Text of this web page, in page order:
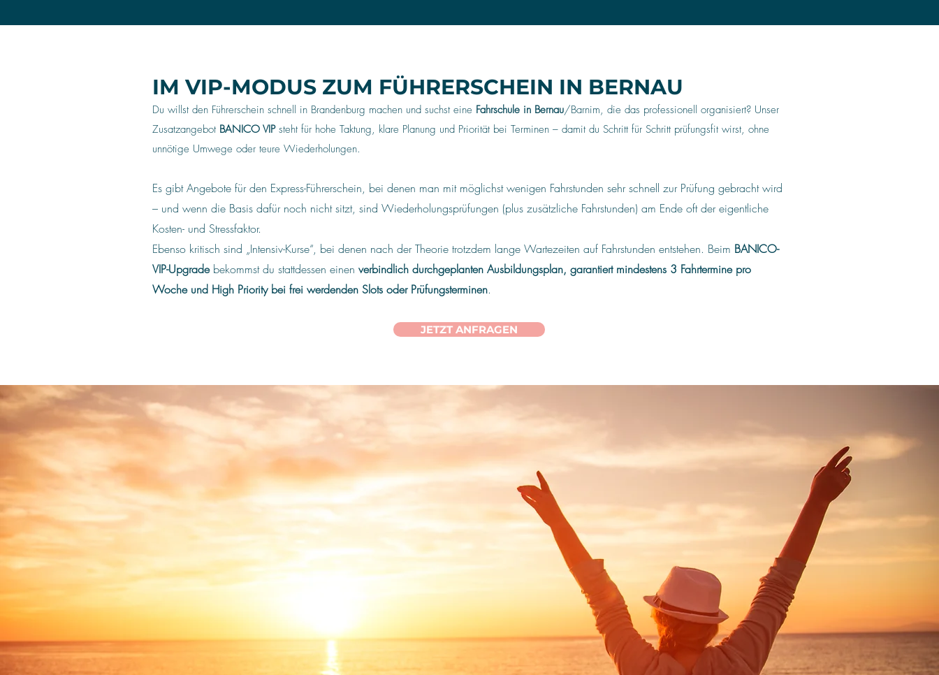
IM VIP-MODUS ZUM FÜHRERSCHEIN IN BERNAU
​Du willst den Führerschein schnell in Brandenburg machen und suchst eine Fahrschule in Bernau/Barnim, die das professionell organisiert? Unser
Zusatzangebot BANICO VIPsteht für hohe Taktung, klare Planung und Priorität bei Terminen – damit du Schritt für Schritt prüfungsfit wirst, ohne
unnötige Umwege oder teure Wiederholungen.
Es gibt Angebote für den Express-Führerschein, bei denen man mit möglichst wenigen Fahrstunden sehr schnell zur Prüfung gebracht wird
– und wenn die Basis dafür noch nicht sitzt, sind Wiederholungsprüfungen (plus zusätzliche Fahrstunden) am Ende oft der eigentliche
Kosten- und Stressfaktor.
Ebenso kritisch sind „Intensiv-Kurse“, bei denen nach der Theorie trotzdem lange Wartezeiten auf Fahrstunden entstehen. Beim BANICO-
VIP-Upgradebekommst du stattdessen einen verbindlich durchgeplanten Ausbildungsplan, garantiert mindestens 3 Fahrtermine pro
Woche und High Priority bei frei werdenden Slots oder Prüfungsterminen.
JETZT ANFRAGEN